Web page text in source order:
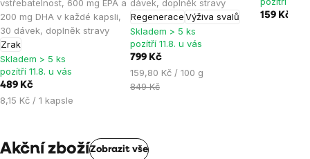
vstřebatelnost, 600 mg EPA a
200 mg DHA v každé kapsli,
30 dávek, doplněk stravy
Zrak
Skladem > 5 ks
pozítří 11.8. u vás
489 Kč
Měrná
8,15 Kč / 1 kapsle
dávek, doplněk stravy
RegeneraceVýživa svalů
Skladem > 5 ks
pozítří 11.8. u vás
799 Kč
Měrná
cena:
159,80 Kč / 100 g
849 Kč
159 Kč
Akční zbožíZobrazit vše